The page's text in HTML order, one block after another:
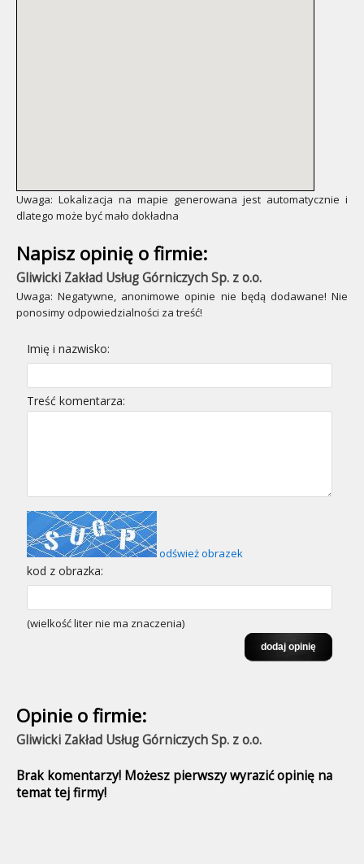
Uwaga: Lokalizacja na mapie generowana jest automatycznie i
dlatego może być mało dokładna
Napisz opinię o firmie:
Gliwicki Zakład Usług Górniczych Sp. z o.o.
Uwaga: Negatywne, anonimowe opinie nie będą dodawane! Nie
ponosimy odpowiedzialności za treść!
Imię i nazwisko:
Treść komentarza:
odśwież obrazek
kod z obrazka:
(wielkość liter nie ma znaczenia)
Opinie o firmie:
Gliwicki Zakład Usług Górniczych Sp. z o.o.
Brak komentarzy! Możesz pierwszy wyrazić opinię na
temat tej firmy!